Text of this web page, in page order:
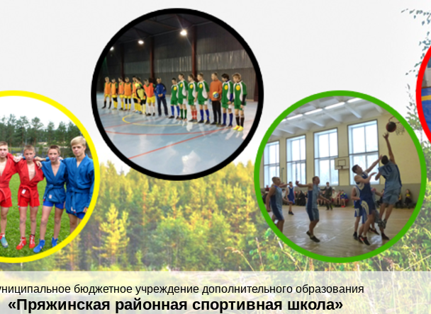
бюджетное учреждение дополнительного образования
«Пряжинская районная спортивная школа»